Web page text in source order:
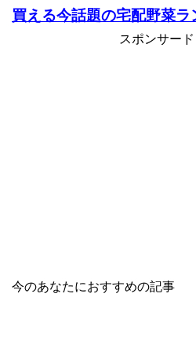
買える今話題の宅配野菜
スポンサー
今のあなたにおすすめの記事